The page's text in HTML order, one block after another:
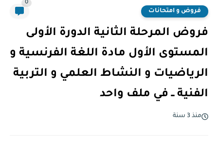
فروض و امتحانات
0
فروض المرحلة الثانية الدورة الأولى
المستوى الأول مادة اللغة الفرنسية و
الرياضيات و النشاط العلمي و التربية
الفنية ــ في ملف واحد
منذ 3 سنة